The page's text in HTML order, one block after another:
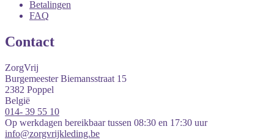
Betalingen
FAQ
Contact
ZorgVrij
Burgemeester Biemansstraat 15
2382 Poppel
België
014- 39 55 10
Op werkdagen bereikbaar tussen 08:30 en 17:30 uur
info@zorgvrijkleding.be